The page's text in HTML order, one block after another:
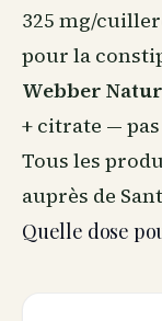
325 mg/
pour la
Webber
+ citrate —
Tous les
auprès de
Quelle dose